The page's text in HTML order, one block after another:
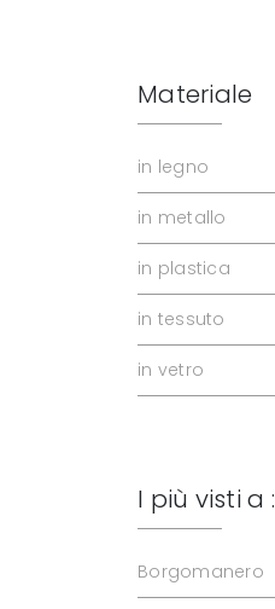
Materiale
in legno
in metallo
in plastica
in tessuto
in vetro
I più visti a :
Borgomanero